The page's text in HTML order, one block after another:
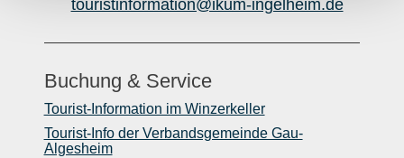
touristinformation@ikum-ingelheim.de
Buchung & Service
Tourist-Information im Winzerkeller
Tourist-Info der Verbandsgemeinde Gau-
Algesheim